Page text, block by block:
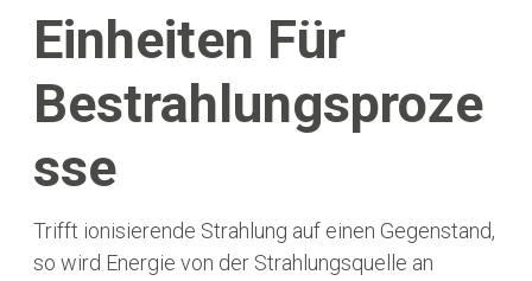
Einheiten Für
Bestrahlungsproze
Sse
Trifft ionisierende Strahlung auf einen Gegenstand,
so wird Energie von der Strahlungsquelle an